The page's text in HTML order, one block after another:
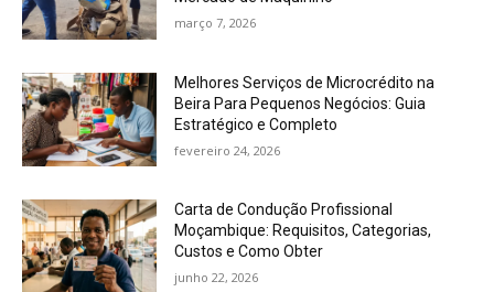
março 7, 2026
Melhores Serviços de Microcrédito na
Beira Para Pequenos Negócios: Guia
Estratégico e Completo
fevereiro 24, 2026
Carta de Condução Profissional
Moçambique: Requisitos, Categorias,
Custos e Como Obter
junho 22, 2026